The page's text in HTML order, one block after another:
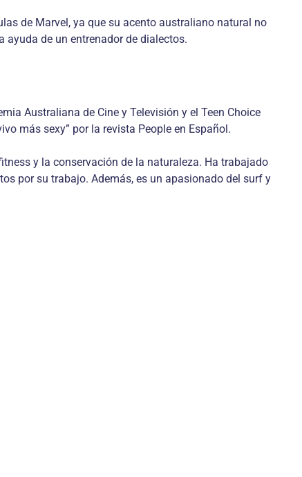
de Marvel, ya que su acento australiano natural no
de un entrenador de dialectos.
Australiana de Cine y Televisión y el Teen Choice
más sexy” por la revista People en Español.
y la conservación de la naturaleza. Ha trabajado
por su trabajo. Además, es un apasionado del surf y